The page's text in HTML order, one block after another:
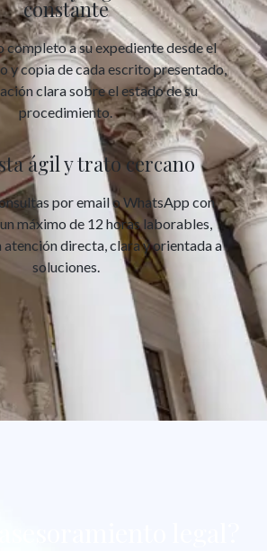
constante
completo a su expediente desde el
y copia de cada escrito presentado,
clara sobre el estado de su
procedimiento.
ágil y trato cercano
por email o WhatsApp con
máximo de 12 horas laborables,
directa, clara y orientada a
soluciones.
legal?